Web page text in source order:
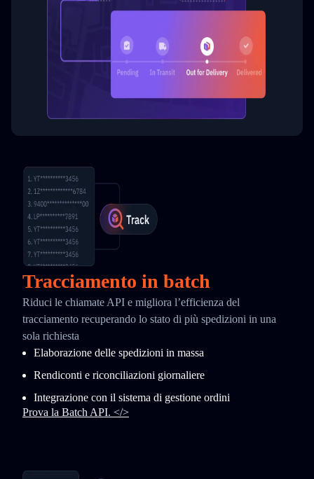
Tracciamento in batch
Riduci le chiamate API e migliora l’efficienza del
tracciamento recuperando lo stato di più spedizioni in una
sola richiesta
Elaborazione delle spedizioni in massa
Rendiconti e riconciliazioni giornaliere
Integrazione con il sistema di gestione ordini
Prova la Batch API. </>